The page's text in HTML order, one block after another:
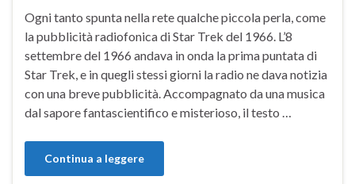
Ogni tanto spunta nella rete qualche piccola perla, come
la pubblicità radiofonica di Star Trek del 1966. L’8
settembre del 1966 andava in onda la prima puntata di
Star Trek, e in quegli stessi giorni la radio ne dava notizia
con una breve pubblicità. Accompagnato da una musica
dal sapore fantascientifico e misterioso, il testo …
Continua a leggere